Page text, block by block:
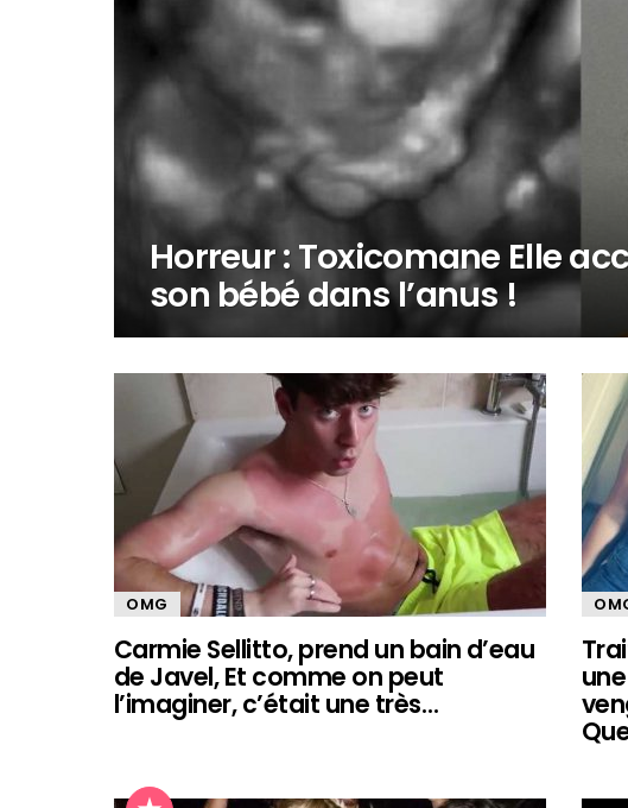
Horreur : Toxicomane Elle
son bébé dans l’anus !
OMG
Carmie Sellitto, prend un bain d’eau
de Javel, Et comme on peut
l’imaginer, c’était une très…